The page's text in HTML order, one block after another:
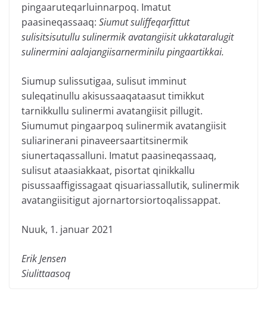
pingaaruteqarluinnarpoq. Imatut
paasineqassaaq: Siumut suliffeqarfittut
sulisitsisutullu sulinermik avatangiisit ukkataralugit
sulinermini aalajangiisarnerminilu pingaartikkai.
Siumup sulissutigaa, sulisut imminut
suleqatinullu akisussaaqataasut timikkut
tarnikkullu sulinermi avatangiisit pillugit.
Siumumut pingaarpoq sulinermik avatangiisit
suliarinerani pinaveersaartitsinermik
siunertaqassalluni. Imatut paasineqassaaq,
sulisut ataasiakkaat, pisortat qinikkallu
pisussaaffigissagaat qisuariassallutik, sulinermik
avatangiisitigut ajornartorsiortoqalissappat.
Nuuk, 1. januar 2021
Erik Jensen
Siulittaasoq